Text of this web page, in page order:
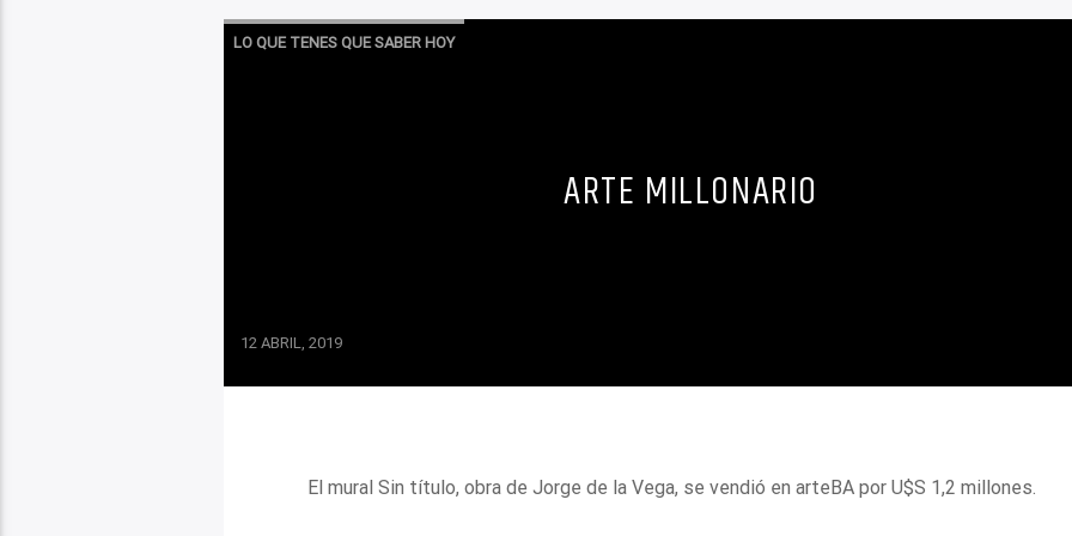
LO QUE TENES QUE SABER HOY
ARTE MILLONARIO
12 ABRIL, 2019
El mural Sin título, obra de Jorge de la Vega, se vendió en arteBA por U$S 1,2 millones.